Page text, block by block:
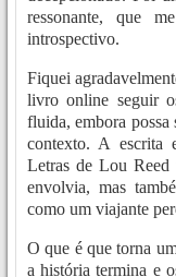
ressonante, que
introspectivo.
Fiquei
livro online seguir
fluida, embora possa
contexto. A escrita
Letras de Lou Reed
envolvia, mas
como um viajante
O que é que torna
a história termina e